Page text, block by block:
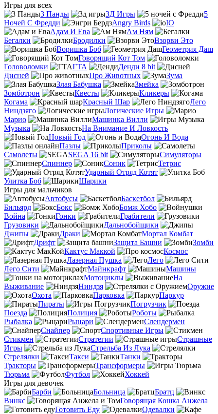
Игры для всех
3 Панды
3Д Игры
5
Ночей С Фредди
Angry Birds
IO
Адам И Ева
Ам Ням
Бегалки
Бродилки
Взорви Это
Воришка Боб
Геометрия Даш
Говорящий Кот Том
Головоломки
ГТА
Денди 8 bit
Дисней
Про Животных
Зума
Злая Бабушка
Змейка
Зомботрон
Квесты
Кликеры
Когама
Красный Шар
Лего
Ниндзяго
Логические Игры
Марио
Машинка Вилли
Музыка
На Внимание И Ловкость
Новый Год
Огонь И Вода
Пазлы
Приколы
Самолеты
SEGA 16 bit
Симуляторы
Спиннер
Соник
Тетрис
Ударный Отряд Котят
Улитка Боб
Шарики
Игры для мальчиков
Автобусы
Баскетбол
Бильярд
Бокс
Бомж Хобо
Война
Гонки
Грабители
Грузовики
Дальнобойщики
Джипы
Драки
Мортал Комбат
Дрифт
Защита Башни
Зомби
Кактус Маккой
Космос
Лазерная Пушка
Лего
Лего Сити
Майнкрафт
Машины
Мотоциклы
На
Выживание
Ниндзя
Оружие
Охота
Парковка
Паркур
Пираты
Погрузчик
Поезда
Полиция
Роботы
Рыбалка
Рыцари
Слендермен
Снайпер
Спортивные Игры
Стикмен
Стратегии
Страшные
Игры
Стрельба Из Лука
Стрелялки
Такси
Танки
Тракторы
Трансформеры
Тюрьма
Футбол
Хоккей
Игры для девочек
Барби
Больница
Братц
Винкс
Говорящая Кошка Анжела
Готовить Еду
Одевалки